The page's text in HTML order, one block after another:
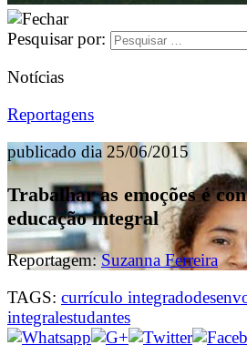
Pesquisar por:
Notícias
Reportagens
publicado dia 25/06/2015
Trabalhar as emoções é
educação integral
Reportagem:Suzanna Ferreira
TAGS: currículo integrado
integralestudantes